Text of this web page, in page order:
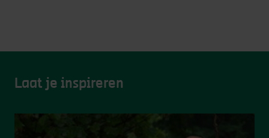
Laat je inspireren